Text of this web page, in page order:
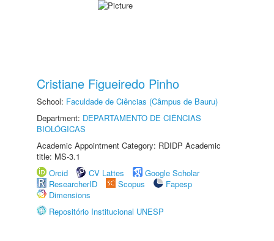
Cristiane Figueiredo Pinho
School: Faculdade de Ciências (Câmpus de Bauru)
Department: DEPARTAMENTO DE CIÊNCIAS
BIOLÓGICAS
Academic Appointment Category: RDIDP Academic
title: MS-3.1
Orcid
CV Lattes
Google Scholar
ResearcherID
Scopus
Fapesp
Dimensions
Repositório Institucional UNESP